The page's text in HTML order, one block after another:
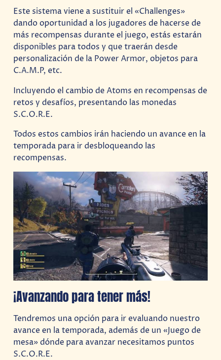
Este sistema viene a sustituir el «Challenges»
dando oportunidad a los jugadores de hacerse de
más recompensas durante el juego, estás estarán
disponibles para todos y que traerán desde
personalización de la Power Armor, objetos para
C.A.M.P, etc.
Incluyendo el cambio de Atoms en recompensas de
retos y desafíos, presentando las monedas
S.C.O.R.E.
Todos estos cambios irán haciendo un avance en la
temporada para ir desbloqueando las
recompensas.
¡Avanzando para tener más!
Tendremos una opción para ir evaluando nuestro
avance en la temporada, además de un «Juego de
mesa» dónde para avanzar necesitamos puntos
S.C.O.R.E.